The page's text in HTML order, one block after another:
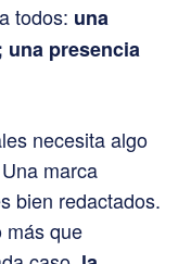
todos: una
una presencia
necesita algo
marca
bien redactados.
más que